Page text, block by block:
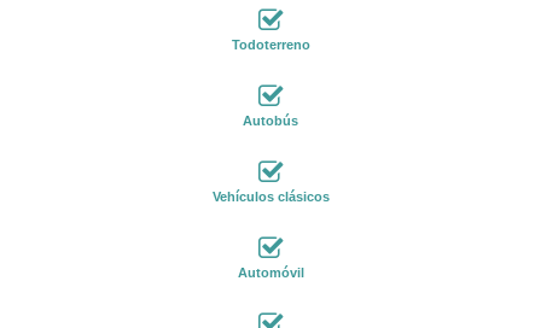
Todoterreno
Autobús
Vehículos clásicos
Automóvil